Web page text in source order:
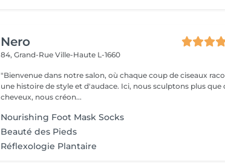
Nero
84, Grand-RueVille-Haute L-1660
"Bienvenue dans notre salon, où chaque coup de ciseaux
une histoire de style et d'audace. Ici, nous sculptons plus que
cheveux, nous créon...
Nourishing Foot Mask Socks
Beauté des Pieds
Réflexologie Plantaire